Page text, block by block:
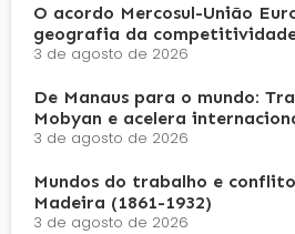
O acordo Mercosul-União
geografia da
3 de agosto de 2026
De Manaus para o mundo:
Mobyan e acelera
3 de agosto de 2026
Mundos do trabalho e
Madeira (1861-1932)
3 de agosto de 2026